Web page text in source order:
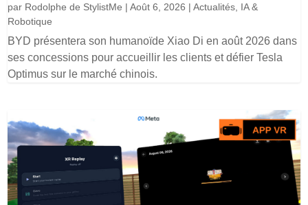
par Rodolphe de StylistMe |Août 6, 2026 |Actualités, IA &
Robotique
BYD présentera son humanoïde Xiao Di en août 2026 dans
ses concessions pour accueillir les clients et défier Tesla
Optimus sur le marché chinois.